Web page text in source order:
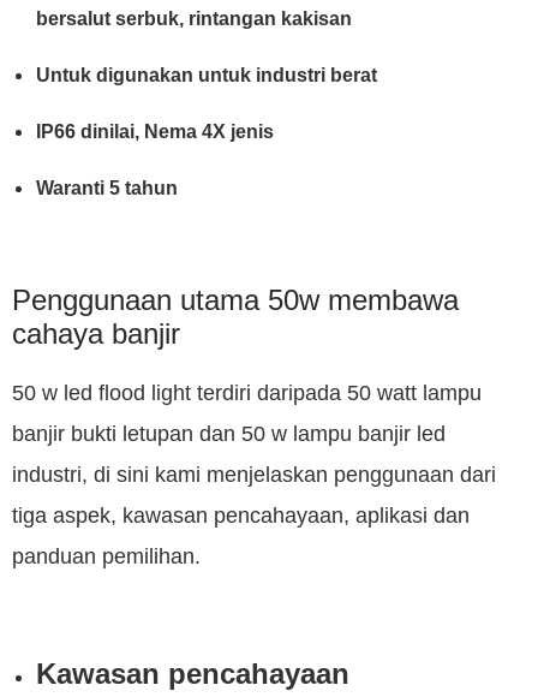
bersalut serbuk, rintangan kakisan
Untuk digunakan untuk industri berat
IP66 dinilai, Nema 4X jenis
Waranti 5 tahun
Penggunaan utama 50w membawa
cahaya banjir
50 w led flood light terdiri daripada 50 watt lampu
banjir bukti letupan dan 50 w lampu banjir led
industri, di sini kami menjelaskan penggunaan dari
tiga aspek, kawasan pencahayaan, aplikasi dan
panduan pemilihan.
Kawasan pencahayaan